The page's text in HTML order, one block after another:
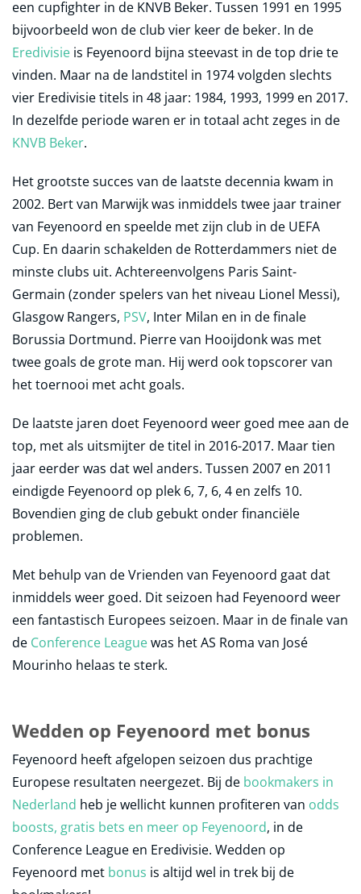
een cupfighter in de KNVB Beker. Tussen 1991 en 1995
bijvoorbeeld won de club vier keer de beker. In de
Eredivisie is Feyenoord bijna steevast in de top drie te
vinden. Maar na de landstitel in 1974 volgden slechts
vier Eredivisie titels in 48 jaar: 1984, 1993, 1999 en 2017.
In dezelfde periode waren er in totaal acht zeges in de
KNVB Beker.
Het grootste succes van de laatste decennia kwam in
2002. Bert van Marwijk was inmiddels twee jaar trainer
van Feyenoord en speelde met zijn club in de UEFA
Cup. En daarin schakelden de Rotterdammers niet de
minste clubs uit. Achtereenvolgens Paris Saint-
Germain (zonder spelers van het niveau Lionel Messi),
Glasgow Rangers, PSV, Inter Milan en in de finale
Borussia Dortmund. Pierre van Hooijdonk was met
twee goals de grote man. Hij werd ook topscorer van
het toernooi met acht goals.
De laatste jaren doet Feyenoord weer goed mee aan de
top, met als uitsmijter de titel in 2016-2017. Maar tien
jaar eerder was dat wel anders. Tussen 2007 en 2011
eindigde Feyenoord op plek 6, 7, 6, 4 en zelfs 10.
Bovendien ging de club gebukt onder financiële
problemen.
Met behulp van de Vrienden van Feyenoord gaat dat
inmiddels weer goed. Dit seizoen had Feyenoord weer
een fantastisch Europees seizoen. Maar in de finale van
de Conference Leaguewas het AS Roma van José
Mourinho helaas te sterk.
Wedden op Feyenoord met bonus
Feyenoord heeft afgelopen seizoen dus prachtige
Europese resultaten neergezet. Bij de bookmakers in
Nederland heb je wellicht kunnen profiteren van odds
boosts, gratis bets en meer op Feyenoord, in de
Conference League en Eredivisie. Wedden op
Feyenoord met bonus is altijd wel in trek bij de